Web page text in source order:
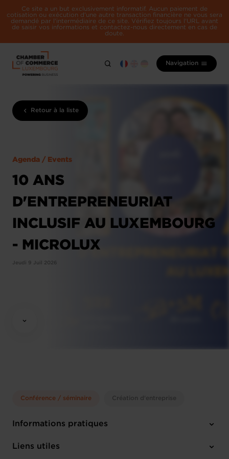
Ce site a un but exclusivement informatif. Aucun paiement de
cotisation ou exécution d'une autre transaction financière ne vous sera
demandé par l'intermédiaire de ce site. Vérifiez toujours l'URL avant
de saisir vos informations et contactez-nous directement en cas de
doute.
Navigation
Retour à la liste
Agenda / Events
10 ANS
D'ENTREPRENEURIAT
INCLUSIF AU LUXEMBOURG
- MICROLUX
Jeudi 9 Juil 2026
Conférence / séminaire Création d'entreprise
Informations pratiques
Jeudi 9 Juil 2026
Liens utiles